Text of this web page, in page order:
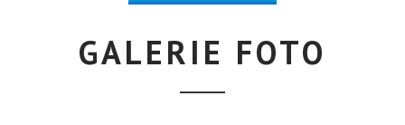
GALERIE FOTO